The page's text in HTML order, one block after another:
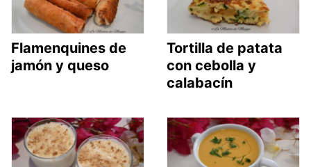
Flamenquines de
jamón y queso
Tortilla de patata
con cebolla y
calabacín